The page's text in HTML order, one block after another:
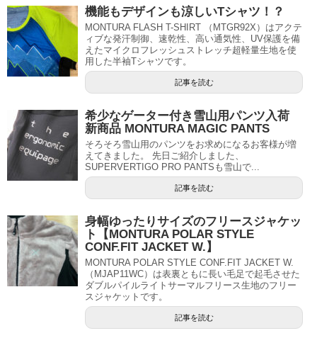
機能もデザインも涼しいTシャツ！？
MONTURA FLASH T-SHIRT （MTGR92X）はアクテ
ィブな発汗制御、速乾性、高い通気性、UV保護を備
えたマイクロフレッシュストレッチ超軽量生地を使
用した半袖Tシャツです。
記事を読む
希少なゲーター付き雪山用パンツ入荷
新商品 MONTURA MAGIC PANTS
そろそろ雪山用のパンツをお求めになるお客様が増
えてきました。 先日ご紹介しました、
SUPERVERTIGO PRO PANTSも雪山で...
記事を読む
身幅ゆったりサイズのフリースジャケッ
ト【MONTURA POLAR STYLE
CONF.FIT JACKET W.】
MONTURA POLAR STYLE CONF.FIT JACKET W.
（MJAP11WC）は表裏ともに長い毛足で起毛させた
ダブルパイルライトサーマルフリース生地のフリー
スジャケットです。
記事を読む